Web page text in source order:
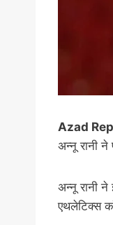
Azad
अन्नू रानी
अन्नू रानी ने
एथलेटिक्स